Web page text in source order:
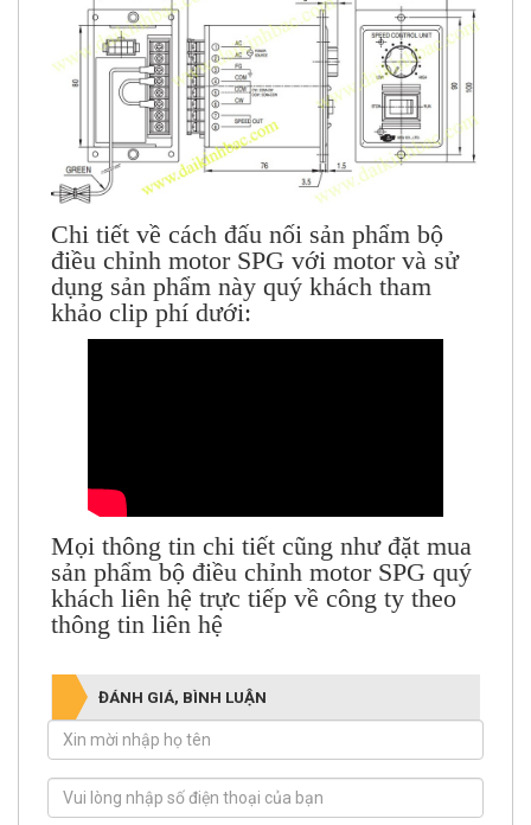
Chi tiết về cách đấu nối sản phẩm bộ
điều chỉnh motor SPG với motor và sử
dụng sản phẩm này quý khách tham
khảo clip phí dưới:
Mọi thông tin chi tiết cũng như đặt mua
sản phẩm bộ điều chỉnh motor SPG quý
khách liên hệ trực tiếp về công ty theo
thông tin liên hệ
ĐÁNH GIÁ, BÌNH LUẬN